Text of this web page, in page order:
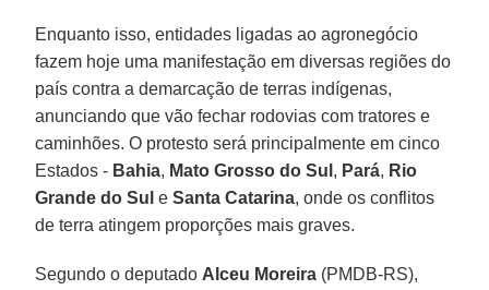
Enquanto isso, entidades ligadas ao agronegócio
fazem hoje uma manifestação em diversas regiões do
país contra a demarcação de terras indígenas,
anunciando que vão fechar rodovias com tratores e
caminhões. O protesto será principalmente em cinco
Estados - Bahia, Mato Grosso do Sul , Pará, Rio
Grande do Sul eSanta Catarina, onde os conflitos
de terra atingem proporções mais graves.
Segundo o deputado Alceu Moreira (PMDB-RS),